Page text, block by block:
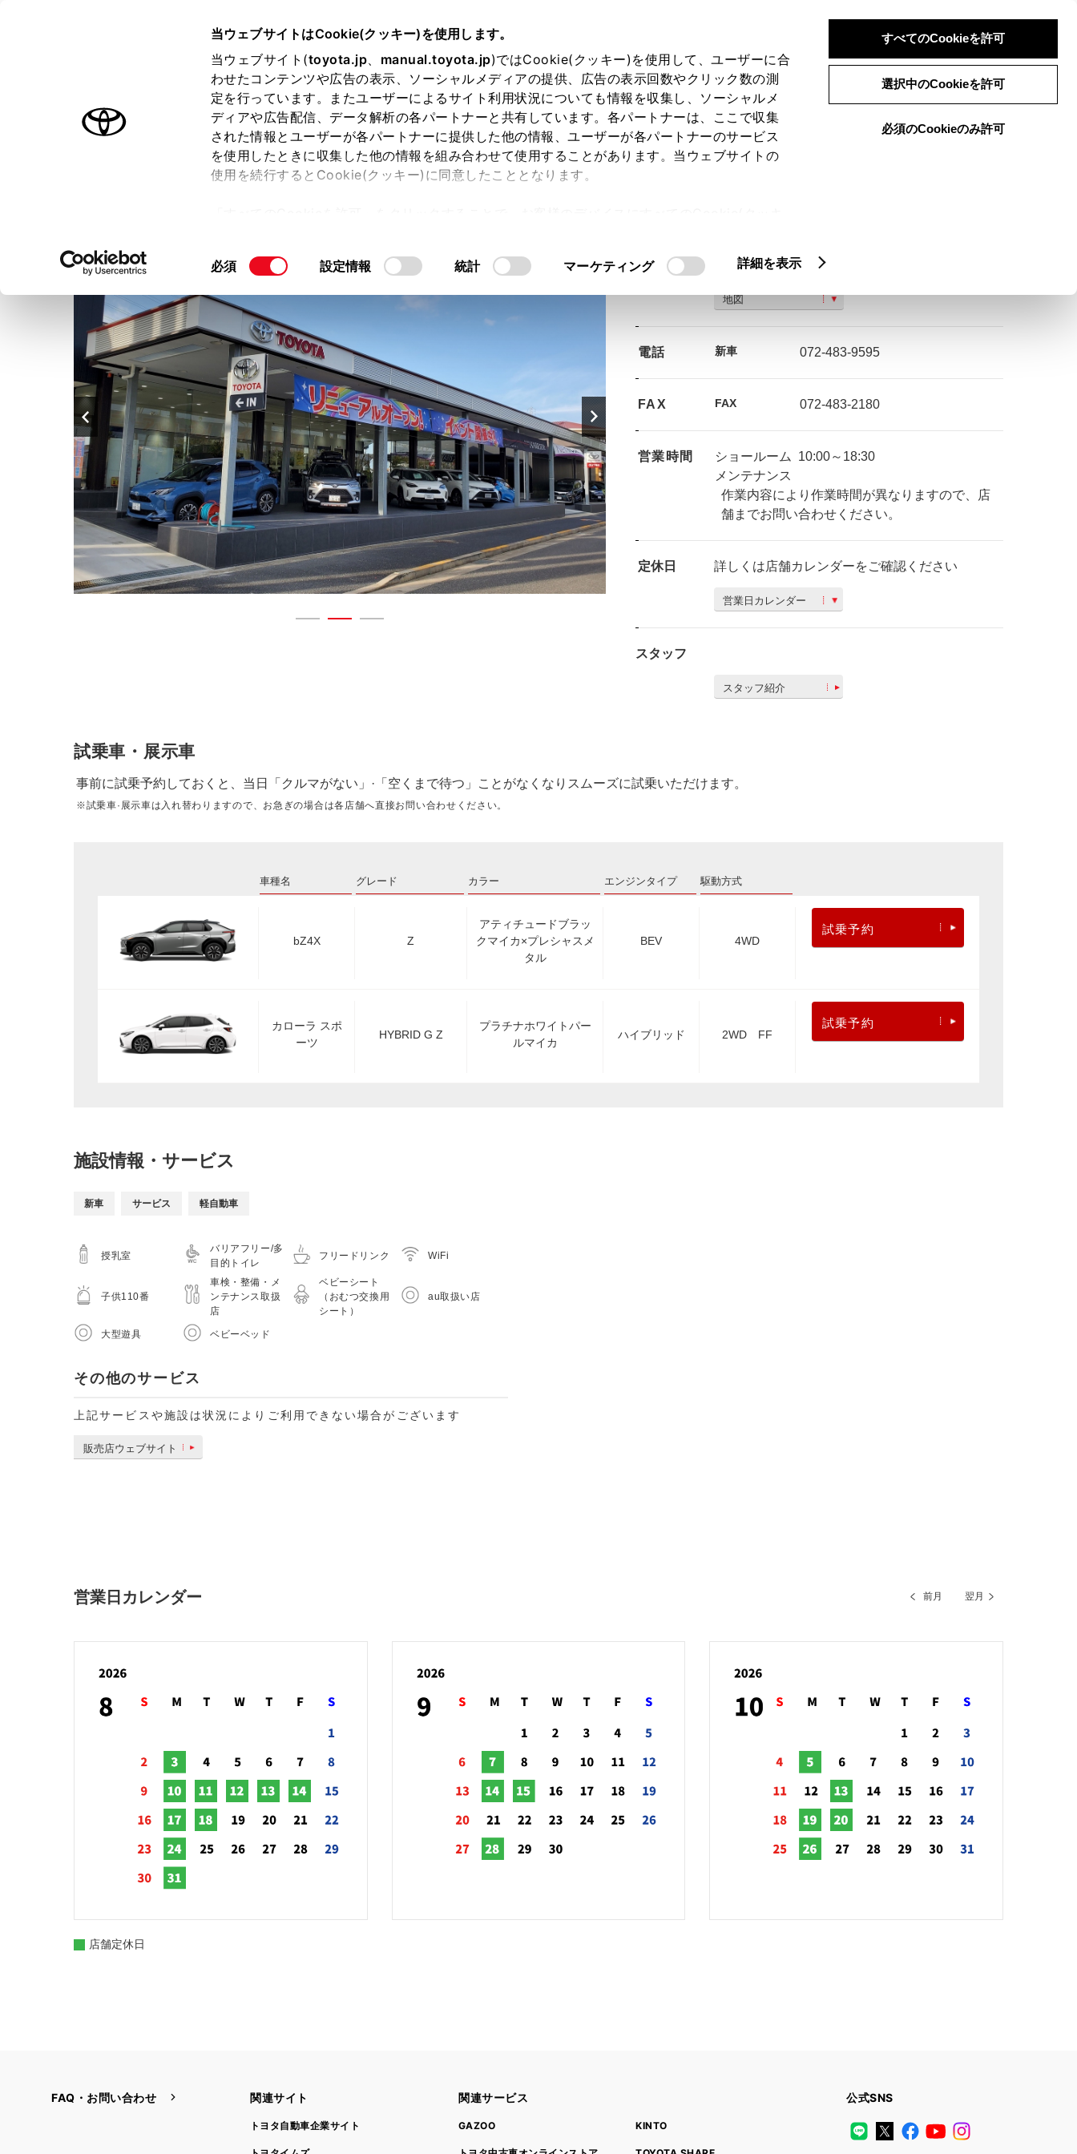
当ウェブサイトはCookie(クッキー)を使用します。
当ウェブサイト(toyota.jp、 manual.toyota.jp)ではCookie(クッキー)を使用して、ユーザーに合
わせたコンテンツや広告の表示、ソーシャルメディアの提供、広告の表示回数やクリック数の測
定を行っています。またユーザーによるサイト利用状況についても情報を収集し、ソーシャルメ
ディアや広告配信、データ解析の各パートナーと共有しています。各パートナーは、ここで収集
された情報とユーザーが各パートナーに提供した他の情報、ユーザーが各パートナーのサービス
を使用したときに収集した他の情報を組み合わせて使用することがあります。当ウェブサイトの
使用を続行するとCookie(クッキー)に同意したこととなります。
て」をご覧ください。
同
の
択
必須 設定情報 統計 マーケティング 詳細を表示
すべてのCookieを許可
選択中のCookieを許可
必須のCookieのみ許可
ログイン 検索 メニュー
オーナーサポート トピックス
店舗トップ スタッフ紹介 ご購入相談
住所 大阪府泉南市信達市場２０１８−１
地図
電話 新車 072-483-9595
FAX FAX 072-483-2180
営業時間 ショールーム
10:00～18:30
メンテナンス
作業内容により作業時間が異なりますので、店
舗までお問い合わせください。
定休日 詳しくは店舗カレンダーをご確認ください
営業日カレンダー
スタッフ
スタッフ紹介
試乗車・展示車
事前に試乗予約しておくと、当日「クルマがない」·「空くまで待つ」ことがなくなりスムーズに試乗いただけます。
※試乗車·展示車は入れ替わりますので、お急ぎの場合は各店舗へ直接お問い合わせください。
車種名 グレード カラー エンジンタイプ 駆動方式
bZ4X Z
アティチュードブラッ
クマイカ×プレシャスメ
タル
BEV 4WD
試乗予約
カローラ スポ
ーツ
HYBRID G Z
プラチナホワイトパー
ルマイカ
ハイブリッド 2WD FF
試乗予約
施設情報・サービス
新車 サービス 軽自動車
授乳室
バリアフリー/多
目的トイレ
フリードリンク WiFi
子供110番
車検・整備・メ
ンテナンス取扱
店
ベビーシート
（おむつ交換用
シート）
au取扱い店
大型遊具 ベビーベッド
その他のサービス
上記サービスや施設は状況によりご利用できない場合がございます
販売店ウェブサイト
営業日カレンダー 前月 翌月
店舗定休日
FAQ・お問い合わせ 関連サイト
トヨタ自動車企業サイト
関連サービス
GAZOO KINTO
公式SNS
LINE
X FacebookYouTube